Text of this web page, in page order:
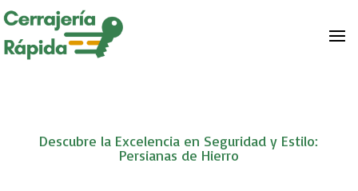
Descubre la Excelencia en Seguridad y Estilo:
Persianas de Hierro